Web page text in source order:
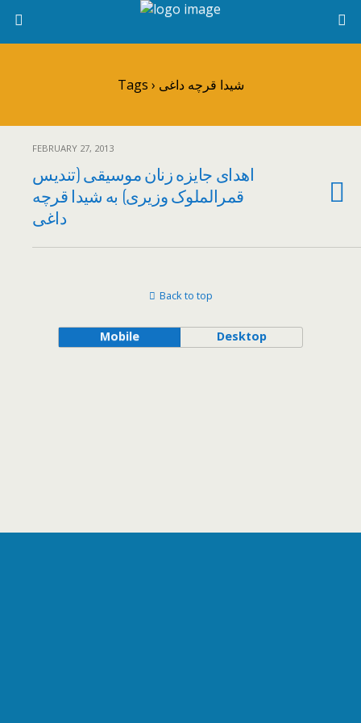
Tags › شیدا قرچه داغی
FEBRUARY 27, 2013
اهدای جایزه زنان موسیقی (تندیس
قمرالملوک وزیری) به شیدا قرچه
داغی
Back to top
Mobile Desktop